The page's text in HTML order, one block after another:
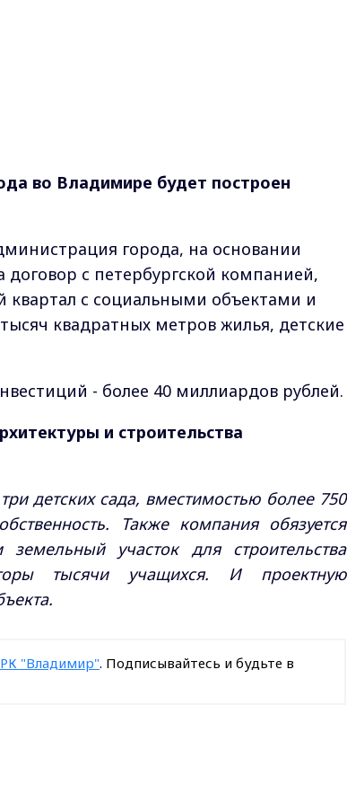
во Владимире будет построен
города, на основании
с петербургской компанией,
квартал с социальными объектами и
квадратных метров жилья, детские
- более 40 миллиардов рублей.
и строительства
детских сада, вместимостью более 750
Также компания обязуется
земельный участок для строительства
тысячи учащихся. И проектную
"Владимир". Подписывайтесь и будьте в